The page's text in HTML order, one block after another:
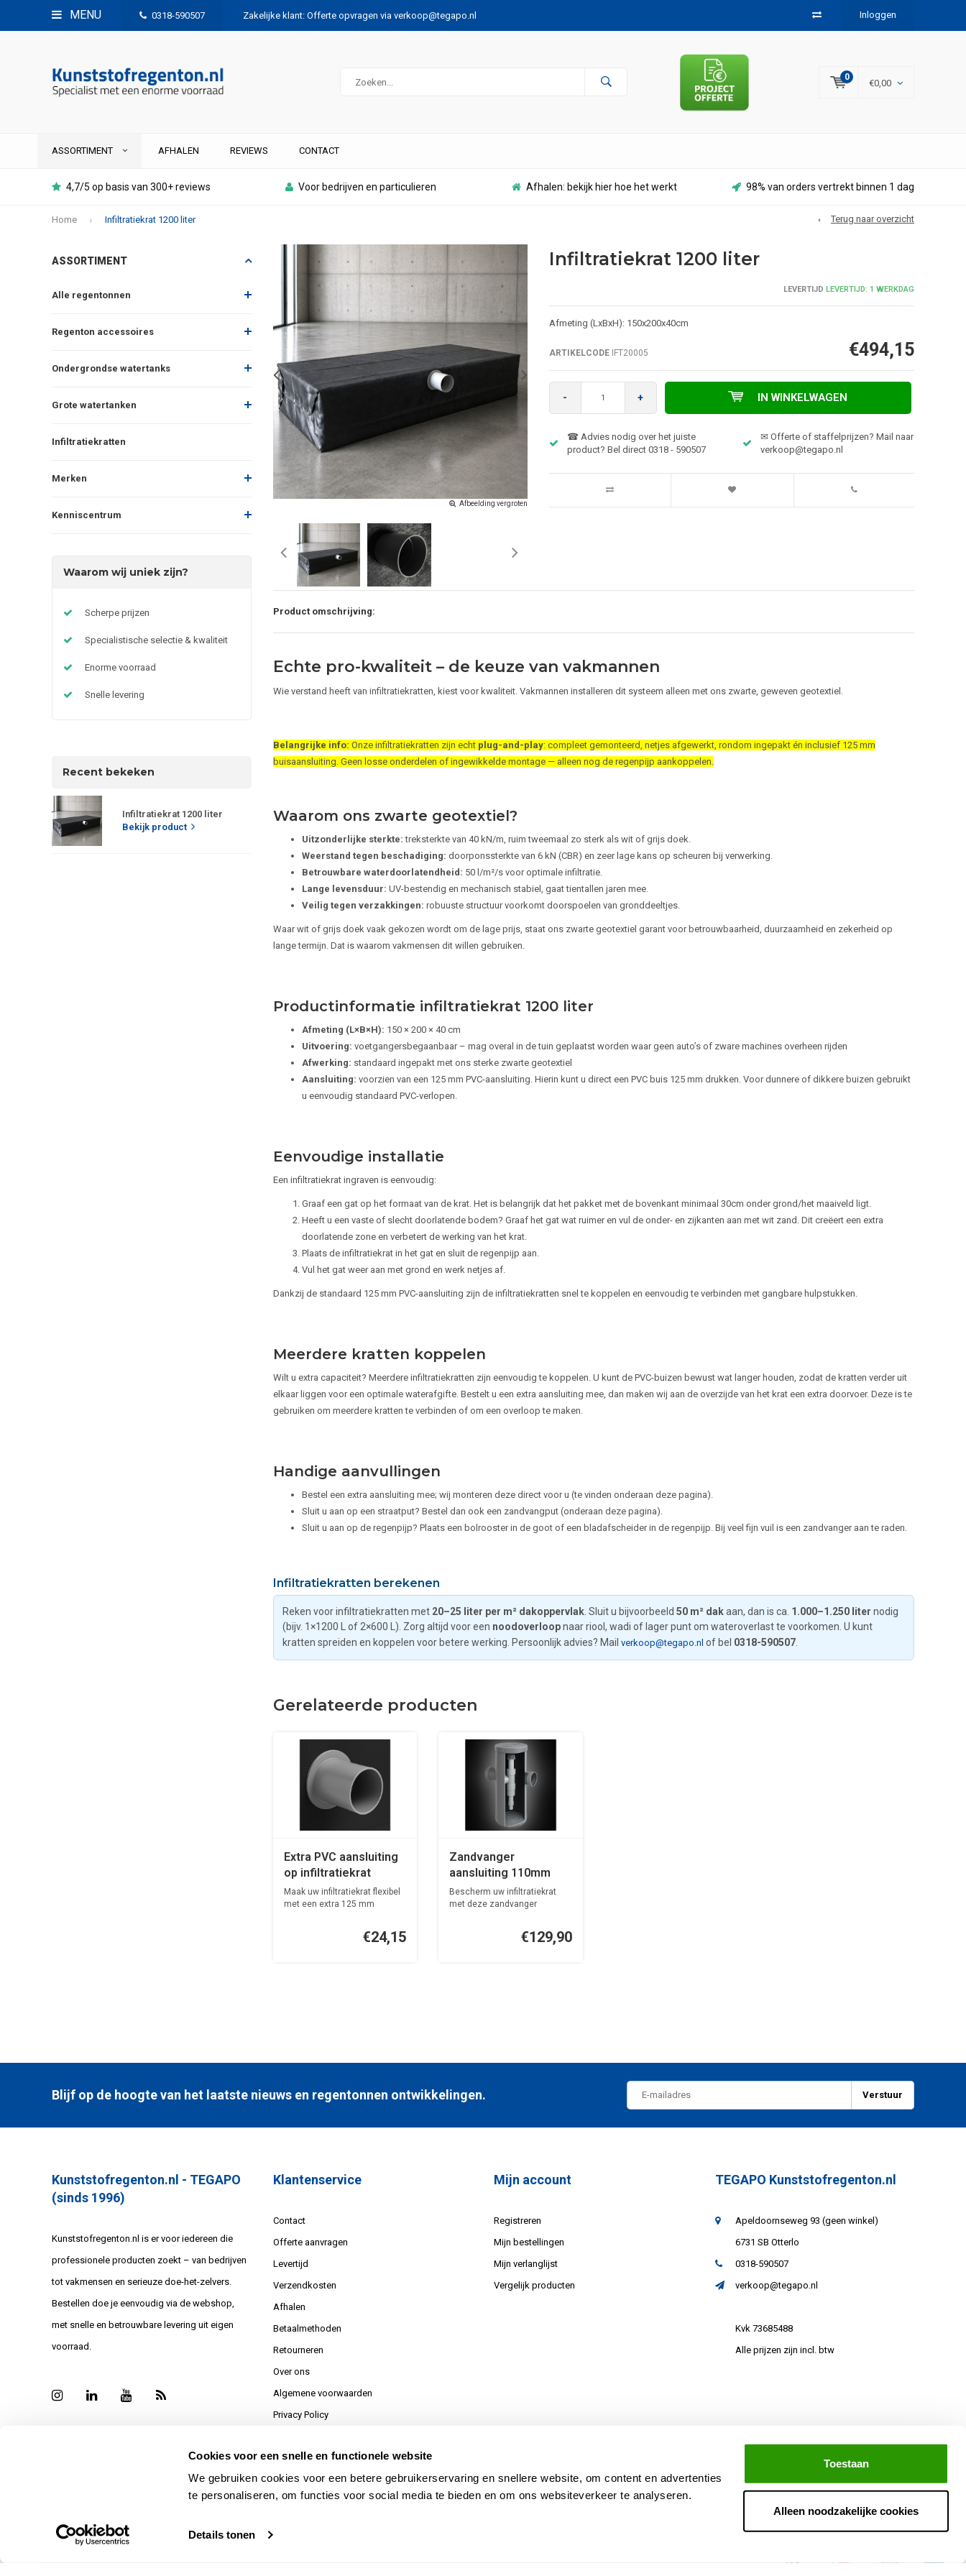
Cookies voor een snelle en functionele website
We gebruiken cookies voor een betere gebruikerservaring en snellere website, om content en advertenties
te personaliseren, om functies voor social media te bieden en om ons websiteverkeer te analyseren.
Details tonen
Toestaan
Alleen noodzakelijke cookies
MENU 0318-590507 Zakelijke klant: Offerte opvragen via verkoop@tegapo.nl Inloggen
0
€0,00
ASSORTIMENT AFHALEN REVIEWS CONTACT
4,7/5 op basis van 300+ reviews Voor bedrijven en particulieren Afhalen: bekijk hier hoe het werkt 98% van orders vertrekt binnen 1 dag
Home Infiltratiekrat 1200 liter Terug naar overzicht
ASSORTIMENT
Alle regentonnen
Regenton accessoires
Ondergrondse watertanks
Grote watertanken
Infiltratiekratten
Merken
Kenniscentrum
Waarom wij uniek zijn?
Scherpe prijzen
Specialistische selectie & kwaliteit
Enorme voorraad
Snelle levering
Recent bekeken
Infiltratiekrat 1200 liter
Bekijk product
Afbeelding vergroten
Infiltratiekrat 1200 liter
LEVERTIJD LEVERTIJD: 1 WERKDAG
Afmeting (LxBxH): 150x200x40cm
ARTIKELCODEIFT20005 €494,15
- + IN WINKELWAGEN
☎ Advies nodig over het juiste
product? Bel direct 0318 - 590507
✉ Offerte of staffelprijzen? Mail naar
verkoop@tegapo.nl
Product omschrijving:
Echte pro-kwaliteit – de keuze van vakmannen
Wie verstand heeft van infiltratiekratten, kiest voor kwaliteit. Vakmannen installeren dit systeem alleen met ons zwarte, geweven geotextiel.
Belangrijke info: Onze infiltratiekratten zijn echt plug-and-play: compleet gemonteerd, netjes afgewerkt, rondom ingepakt én inclusief 125 mm
buisaansluiting. Geen losse onderdelen of ingewikkelde montage — alleen nog de regenpijp aankoppelen.
Waarom ons zwarte geotextiel?
Uitzonderlijke sterkte: treksterkte van 40 kN/m, ruim tweemaal zo sterk als wit of grijs doek.
Weerstand tegen beschadiging: doorponssterkte van 6 kN (CBR) en zeer lage kans op scheuren bij verwerking.
Betrouwbare waterdoorlatendheid: 50 l/m²/s voor optimale infiltratie.
Lange levensduur: UV-bestendig en mechanisch stabiel, gaat tientallen jaren mee.
Veilig tegen verzakkingen: robuuste structuur voorkomt doorspoelen van gronddeeltjes.
Waar wit of grijs doek vaak gekozen wordt om de lage prijs, staat ons zwarte geotextiel garant voor betrouwbaarheid, duurzaamheid en zekerheid op
lange termijn. Dat is waarom vakmensen dit willen gebruiken.
Productinformatie infiltratiekrat 1200 liter
Afmeting (L×B×H): 150 × 200 × 40 cm
Uitvoering: voetgangersbegaanbaar – mag overal in de tuin geplaatst worden waar geen auto’s of zware machines overheen rijden
Afwerking: standaard ingepakt met ons sterke zwarte geotextiel
Aansluiting: voorzien van een 125 mm PVC-aansluiting. Hierin kunt u direct een PVC buis 125 mm drukken. Voor dunnere of dikkere buizen gebruikt
u eenvoudig standaard PVC-verlopen.
Eenvoudige installatie
Een infiltratiekrat ingraven is eenvoudig:
Graaf een gat op het formaat van de krat. Het is belangrijk dat het pakket met de bovenkant minimaal 30cm onder grond/het maaiveld ligt.
Heeft u een vaste of slecht doorlatende bodem? Graaf het gat wat ruimer en vul de onder- en zijkanten aan met wit zand. Dit creëert een extra
doorlatende zone en verbetert de werking van het krat.
Plaats de infiltratiekrat in het gat en sluit de regenpijp aan.
Vul het gat weer aan met grond en werk netjes af.
Dankzij de standaard 125 mm PVC-aansluiting zijn de infiltratiekratten snel te koppelen en eenvoudig te verbinden met gangbare hulpstukken.
Meerdere kratten koppelen
Wilt u extra capaciteit? Meerdere infiltratiekratten zijn eenvoudig te koppelen. U kunt de PVC-buizen bewust wat langer houden, zodat de kratten verder uit
elkaar liggen voor een optimale waterafgifte. Bestelt u een extra aansluiting mee, dan maken wij aan de overzijde van het krat een extra doorvoer. Deze is te
gebruiken om meerdere kratten te verbinden of om een overloop te maken.
Handige aanvullingen
Bestel een extra aansluiting mee; wij monteren deze direct voor u (te vinden onderaan deze pagina).
Sluit u aan op een straatput? Bestel dan ook een zandvangput (onderaan deze pagina).
Sluit u aan op de regenpijp? Plaats een bolrooster in de goot of een bladafscheider in de regenpijp. Bij veel fijn vuil is een zandvanger aan te raden.
Infiltratiekratten berekenen
Reken voor infiltratiekratten met 20–25 liter per m² dakoppervlak. Sluit u bijvoorbeeld 50 m² dakaan, dan is ca. 1.000–1.250 liter nodig
(bijv. 1×1200 L of 2×600 L). Zorg altijd voor een noodoverloopnaar riool, wadi of lager punt om wateroverlast te voorkomen. U kunt
kratten spreiden en koppelen voor betere werking. Persoonlijk advies? Mail verkoop@tegapo.nl of bel 0318-590507.
Gerelateerde producten
Extra PVC aansluiting
op infiltratiekrat
Maak uw infiltratiekrat flexibel
met een extra 125 mm
€24,15
Zandvanger
aansluiting 110mm
inlaat - 125mm uitlaat
Bescherm uw infiltratiekrat
met deze zandvanger
€129,90
Blijf op de hoogte van het laatste nieuws en regentonnen ontwikkelingen. Verstuur
Kunststofregenton.nl - TEGAPO
(sinds 1996)
Kunststofregenton.nl is er voor iedereen die
professionele producten zoekt – van bedrijven
tot vakmensen en serieuze doe-het-zelvers.
Bestellen doe je eenvoudig via de webshop,
met snelle en betrouwbare levering uit eigen
voorraad.
Klantenservice
Contact
Offerte aanvragen
Levertijd
Verzendkosten
Afhalen
Betaalmethoden
Retourneren
Over ons
Algemene voorwaarden
Privacy Policy
Bedankt voor uw aanvraag
Reviews
Mijn account
Registreren
Mijn bestellingen
Mijn verlanglijst
Vergelijk producten
TEGAPO Kunststofregenton.nl
Apeldoornseweg 93 (geen winkel)
6731 SB Otterlo
0318-590507
verkoop@tegapo.nl
Kvk 73685488
Alle prijzen zijn incl. btw